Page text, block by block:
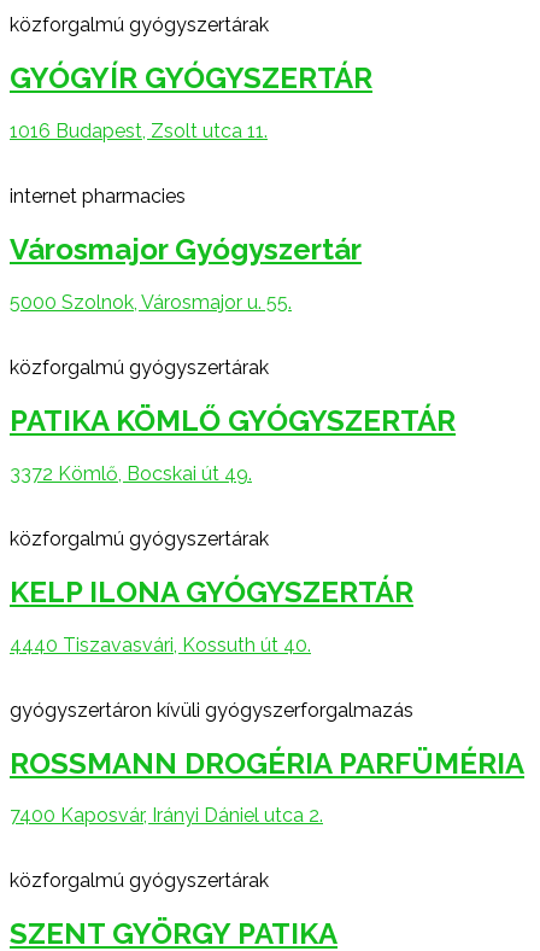
közforgalmú gyógyszertárak
GYÓGYÍR GYÓGYSZERTÁR
1016 Budapest, Zsolt utca 11.
internet pharmacies
Városmajor Gyógyszertár
5000 Szolnok, Városmajor u. 55.
közforgalmú gyógyszertárak
PATIKA KÖMLŐ GYÓGYSZERTÁR
3372 Kömlő, Bocskai út 49.
közforgalmú gyógyszertárak
KELP ILONA GYÓGYSZERTÁR
4440 Tiszavasvári, Kossuth út 40.
gyógyszertáron kívüli gyógyszerforgalmazás
ROSSMANN DROGÉRIA PARFÜMÉRIA
7400 Kaposvár, Irányi Dániel utca 2.
közforgalmú gyógyszertárak
SZENT GYÖRGY PATIKA